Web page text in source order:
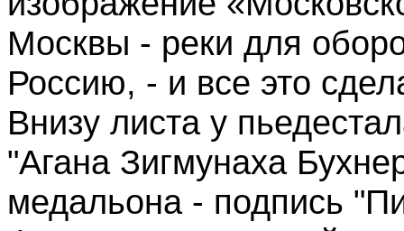
Москвы - реки для
Россию, - и все это
Внизу листа у
"Агана Зигмунаха
медальона - подпись